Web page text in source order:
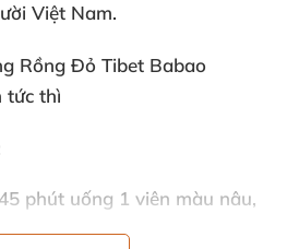
Việt Nam.
phút uống 1 viên màu nâu,
tăng sự cương cứng